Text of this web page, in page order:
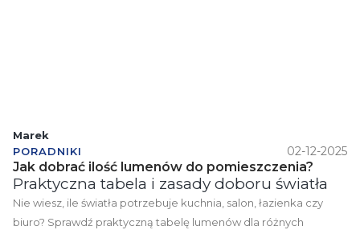
PORADNIKI 02-12-2025
Jak dobrać ilość lumenów do pomieszczenia?
Praktyczna tabela i zasady doboru światła
Nie wiesz, ile światła potrzebuje kuchnia, salon, łazienka czy
biuro? Sprawdź praktyczną tabelę lumenów dla różnych
Marek